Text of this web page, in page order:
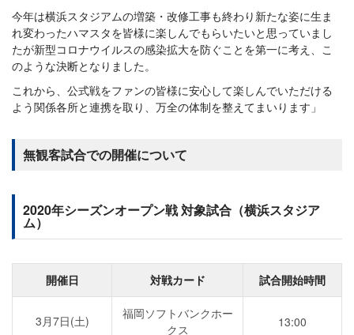
今年は横浜スタジアムの増築・改修工事も終わり新たな姿に生ま
れ変わったハマスタを皆様に楽しんでもらいたいと思っていまし
たが新型コロナウイルスの感染拡大を防ぐことを第一に考え、こ
のような決断となりました。
これから、公式戦をファンの皆様に安心して楽しんでいただける
よう関係各所と連携を取り、万全の体制を整えてまいります」
無観客試合での開催について
2020年シーズンオープン戦 対象試合（横浜スタジア
ム）
開催日 対戦カード 試合開始時間
3月7日(土)
福岡ソフトバンクホー
クス
13:00